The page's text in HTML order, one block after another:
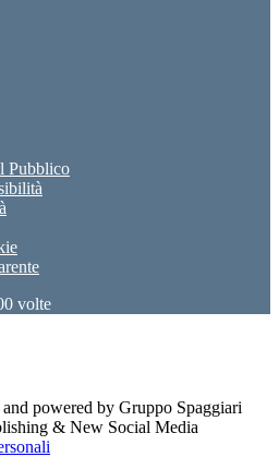
Pubblico
volte
powered by Gruppo Spaggiari
& New Social Media